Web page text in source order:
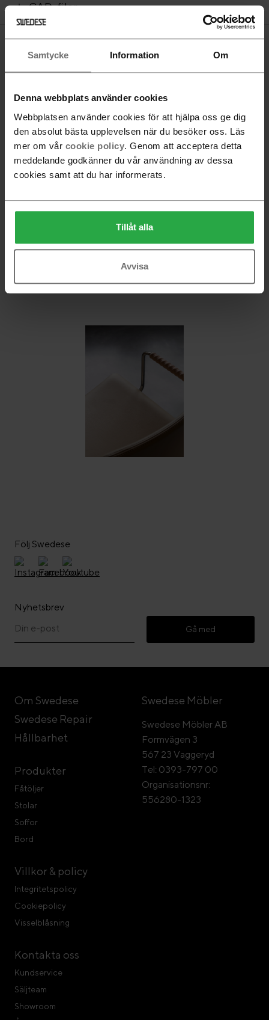
Samtycke Information Om
Denna webbplats använder cookies
Webbplatsen använder cookies för att hjälpa oss ge dig
den absolut bästa upplevelsen när du besöker oss. Läs
mer om vår cookie policy. Genom att acceptera detta
meddelande godkänner du vår användning av dessa
cookies samt att du har informerats.
Tillåt alla
Avvisa
CAD-filer
Stellas många färger och varianter gör att den alltid passar
hos receptionisten eller VD:n. De tydliga stålrören gör den
elegant - sitsens konstruktion gör den bekväm.
Följ Swedese
Nyhetsbrev
Gå med
Om Swedese
Swedese Repair
Hållbarhet
Produkter
Fåtöljer
Stolar
Soffor
Bord
Villkor & policy
Integritetspolicy
Cookiepolicy
Visselblåsning
Kontakta oss
Kundservice
Säljteam
Showroom
Swedese Möbler
Swedese Möbler AB
Formvägen 3
567 23 Vaggeryd
Tel: 0393-797 00
Organisationsnr:
556280-1323